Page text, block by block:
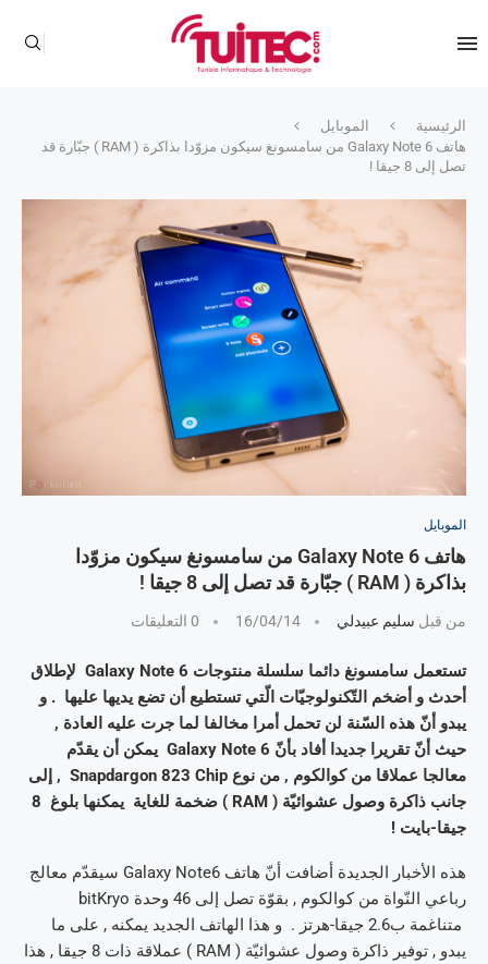
الرئيسية
الموبايل
هاتف Galaxy Note 6 من سامسونغ سيكون مزوّدا بذاكرة ( RAM ) جبّارة قد
تصل إلى 8 جيقا !
الموبايل
هاتف Galaxy Note 6 من سامسونغ سيكون مزوّدا
بذاكرة ( RAM ) جبّارة قد تصل إلى 8 جيقا !
من قبل سليم عبيدلي 16/04/14 0 التعليقات
تستعمل سامسونغ دائما سلسلة منتوجات Galaxy Note 6 لإطلاق
أحدث و أضخم التّكنولوجيّات الّتي تستطيع أن تضع يديها عليها . و
يبدو أنّ هذه السّنة لن تحمل أمرا مخالفا لما جرت عليه العادة ,
حيث أنّ تقريرا جديدا أفاد بأنّ Galaxy Note 6 يمكن أن يقدّم
معالجا عملاقا من كوالكوم , من نوع Snapdargon 823 Chip , إلى
جانب ذاكرة وصول عشوائيّة ( RAM ) ضخمة للغاية يمكنها بلوغ 8
جيقا-بايت !
هذه الأخبار الجديدة أضافت أنّ هاتف Galaxy Note6 سيقدّم معالج
رباعي النّواة من كوالكوم , بقوّة تصل إلى 46 وحدة bitKryo
متناغمة ب2.6 جيقا-هرتز . و هذا الهاتف الجديد يمكنه , على ما
يبدو , توفير ذاكرة وصول عشوائيّة ( RAM ) عملاقة ذات 8 جيقا , هذا